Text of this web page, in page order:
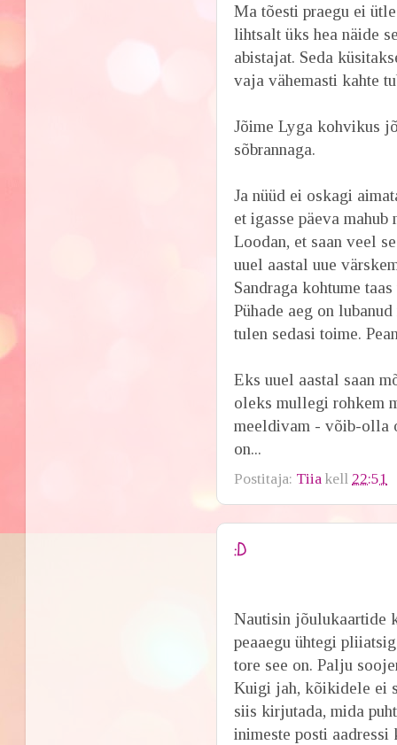
Ma tõesti praegu ei
lihtsalt üks hea näide
abistajat. Seda
vaja vähemasti kahte
Jõime Lyga kohvikus
sõbrannaga.
Ja nüüd ei oskagi
et igasse päeva
Loodan, et saan veel
uuel aastal uue
Sandraga kohtume
Pühade aeg on
tulen sedasi toime.
Eks uuel aastal saan
oleks mullegi rohkem
meeldivam - võib-olla
on...
Postitaja: Tiia kell 22:51
:D
Nautisin jõulukaartide
peaaegu ühtegi
tore see on. Palju
Kuigi jah, kõikidele ei
siis kirjutada, mida
inimeste posti aadressi